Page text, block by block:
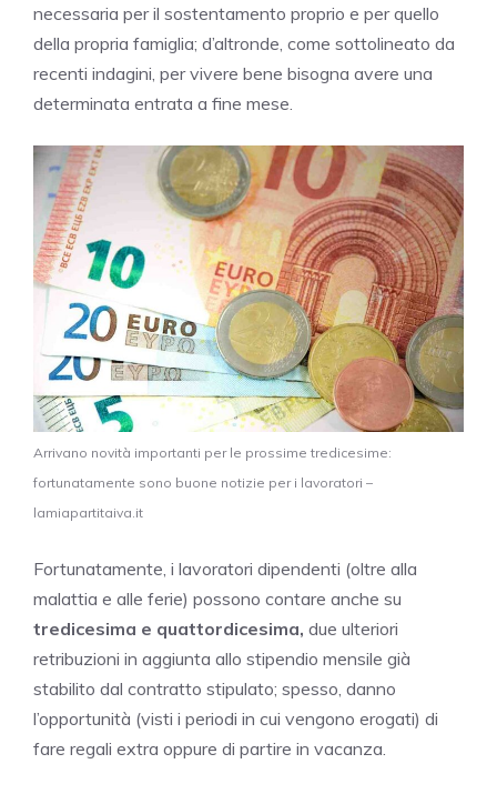
necessaria per il sostentamento proprio e per quello
della propria famiglia; d’altronde, come sottolineato da
recenti indagini, per vivere bene bisogna avere una
determinata entrata a fine mese.
Arrivano novità importanti per le prossime tredicesime:
fortunatamente sono buone notizie per i lavoratori –
lamiapartitaiva.it
Fortunatamente, i lavoratori dipendenti (oltre alla
malattia e alle ferie) possono contare anche su
tredicesima e quattordicesima, due ulteriori
retribuzioni in aggiunta allo stipendio mensile già
stabilito dal contratto stipulato; spesso, danno
l’opportunità (visti i periodi in cui vengono erogati) di
fare regali extra oppure di partire in vacanza.